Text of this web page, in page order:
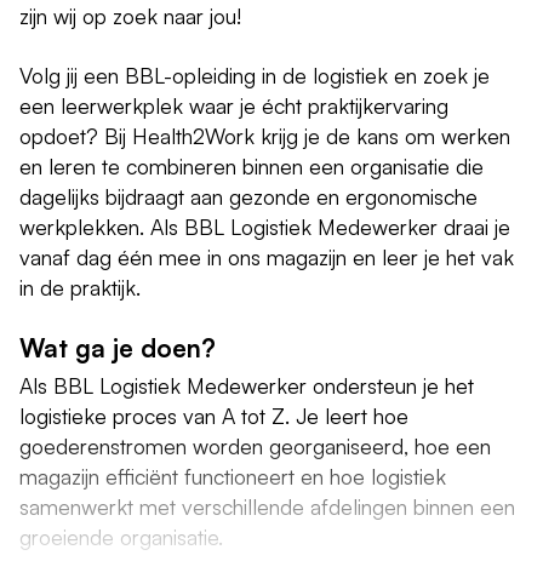
zijn wij op zoek naar jou!
Volg jij een BBL-opleiding in de logistiek en zoek je
een leerwerkplek waar je écht praktijkervaring
opdoet? Bij Health2Work krijg je de kans om werken
en leren te combineren binnen een organisatie die
dagelijks bijdraagt aan gezonde en ergonomische
werkplekken. Als BBL Logistiek Medewerker draai je
vanaf dag één mee in ons magazijn en leer je het vak
in de praktijk.
Wat ga je doen?
Als BBL Logistiek Medewerker ondersteun je het
logistieke proces van A tot Z. Je leert hoe
goederenstromen worden georganiseerd, hoe een
magazijn efficiënt functioneert en hoe logistiek
samenwerkt met verschillende afdelingen binnen een
groeiende organisatie.